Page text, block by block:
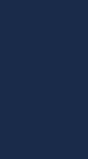
bảo chúng
việc đảm